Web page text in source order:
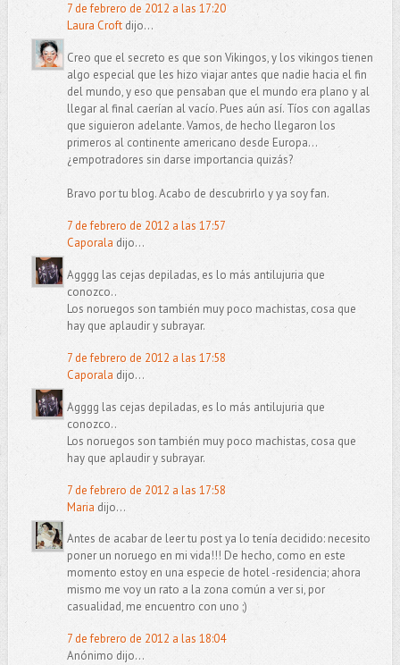
7 de febrero de 2012 a las 17:20
Laura Croftdijo...
Creo que el secreto es que son Vikingos, y los vikingos tienen
algo especial que les hizo viajar antes que nadie hacia el fin
del mundo, y eso que pensaban que el mundo era plano y al
llegar al final caerían al vacío. Pues aún así. Tíos con agallas
que siguieron adelante. Vamos, de hecho llegaron los
primeros al continente americano desde Europa...
¿empotradores sin darse importancia quizás?
Bravo por tu blog. Acabo de descubrirlo y ya soy fan.
7 de febrero de 2012 a las 17:57
Caporala dijo...
Agggg las cejas depiladas, es lo más antilujuria que
conozco..
Los noruegos son también muy poco machistas, cosa que
hay que aplaudir y subrayar.
7 de febrero de 2012 a las 17:58
Caporala dijo...
Agggg las cejas depiladas, es lo más antilujuria que
conozco..
Los noruegos son también muy poco machistas, cosa que
hay que aplaudir y subrayar.
7 de febrero de 2012 a las 17:58
Maria dijo...
Antes de acabar de leer tu post ya lo tenía decidido: necesito
poner un noruego en mi vida!!! De hecho, como en este
momento estoy en una especie de hotel -residencia; ahora
mismo me voy un rato a la zona común a ver si, por
casualidad, me encuentro con uno ;)
7 de febrero de 2012 a las 18:04
Anónimo dijo...